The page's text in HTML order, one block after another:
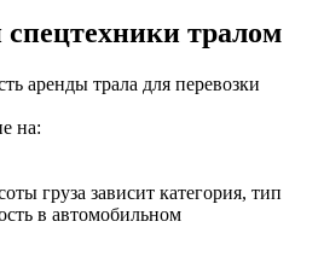
тралом
аренды трала для перевозки
на:
груза зависит категория, тип
в автомобильном